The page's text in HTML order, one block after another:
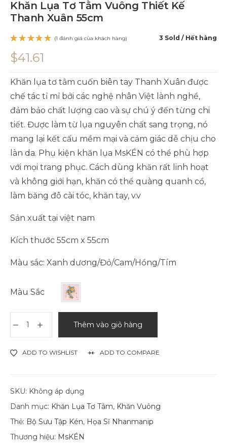
Khăn Lụa Tơ Tằm Vuông Thiết Kế
Thanh Xuân 55cm
3 Sold Hết hàng
5 dựa
trên 1
(1 đánh giá của khách hàng)
$41.61
Khăn lụa tơ tằm cuốn biên tay Thanh Xuân được
chế tác tỉ mỉ bởi các nghệ nhân Việt lành nghề,
đảm bảo chất lượng cao và sự chú ý đến từng chi
tiết. Được làm từ lụa nguyên chất sang trọng, nó
mang lại kết cấu mềm mại và cảm giác dễ chịu cho
làn da. Phụ kiện khăn lụa MsKÉN có thể phù hợp
với mọi trang phục. Cách dùng khăn rất linh hoạt
và không giới hạn, khăn có thể quàng quanh cổ,
làm băng đô cài tóc, khăn tay, v.v
Sản xuất tại việt nam
Kích thước 55cm x 55cm
Màu sắc: Xanh dương/Đỏ/Cam/Hồng/Tím
Màu Sắc
Thêm vào giỏ hàng
ADD TO WISHLIST ADD TO COMPARE
SKU: Không áp dụng
Danh mục: Khăn Lụa Tơ Tằm, Khăn Vuông
Thẻ: Bộ Sưu Tập Kén, Họa Sĩ Nhanmanip
Thương hiệu: MsKÉN